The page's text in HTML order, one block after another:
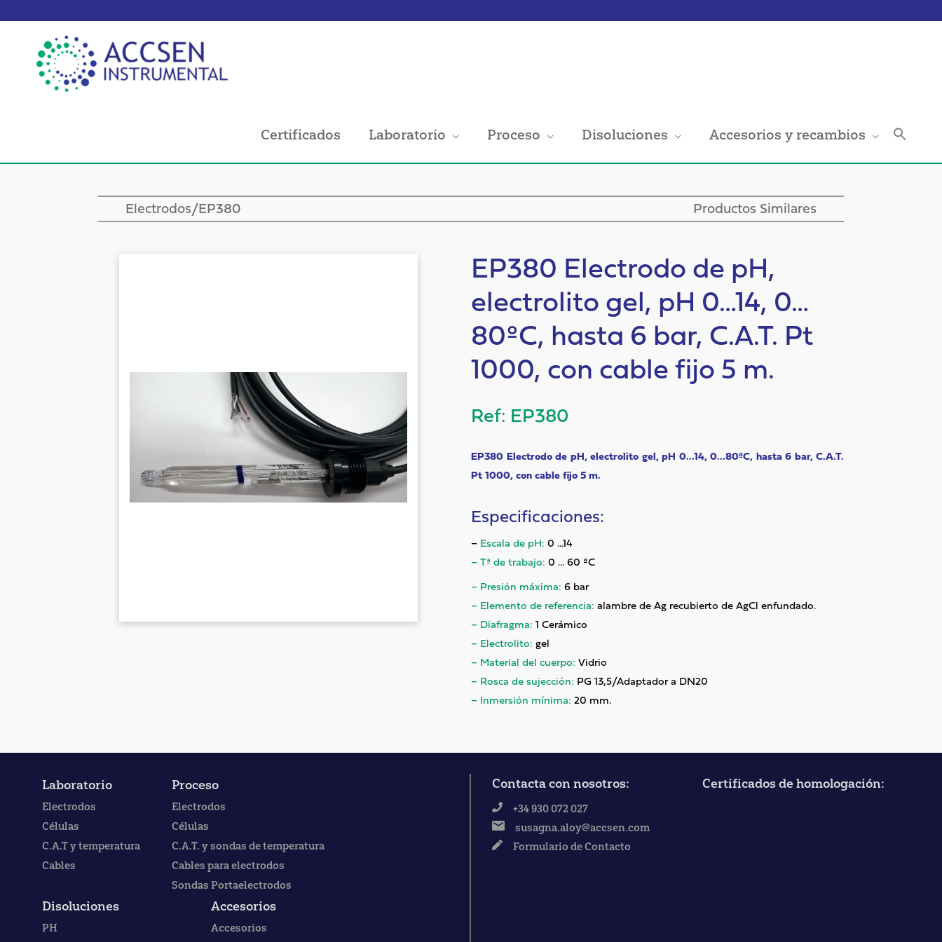
Certificados Laboratorio Proceso Disoluciones Accesorios y recambios
Electrodos/EP380 Productos Similares
EP380 Electrodo de pH,
electrolito gel, pH 0…14, 0…
80ºC, hasta 6 bar, C.A.T. Pt
1000, con cable fijo 5 m.
EP380
EP380 Electrodo de pH, electrolito gel, pH 0...14, 0...80ºC, hasta 6 bar, C.A.T.
Pt 1000, con cable fijo 5 m.
Especificaciones:
– Escala de pH: 0 …14
– Tª de trabajo: 0 … 60 ºC
– Presión máxima: 6 bar
– Elemento de referencia: alambre de Ag recubierto de AgCl enfundado.
– Diafragma: 1 Cerámico
– Electrolito: gel
– Material del cuerpo: Vidrio
– Rosca de sujección: PG 13,5/Adaptador a DN20
– Inmersión mínima: 20 mm.
Laboratorio
Electrodos
Células
C.A.T y temperatura
Cables
Proceso
Electrodos
Células
C.A.T. y sondas de temperatura
Cables para electrodos
Sondas Portaelectrodos
Disoluciones
PH
Accesorios
Accesorios
Contacta con nosotros:
+34 930 072 027
susagna.aloy@accsen.com
Formulario de Contacto
Certificados de homologación: